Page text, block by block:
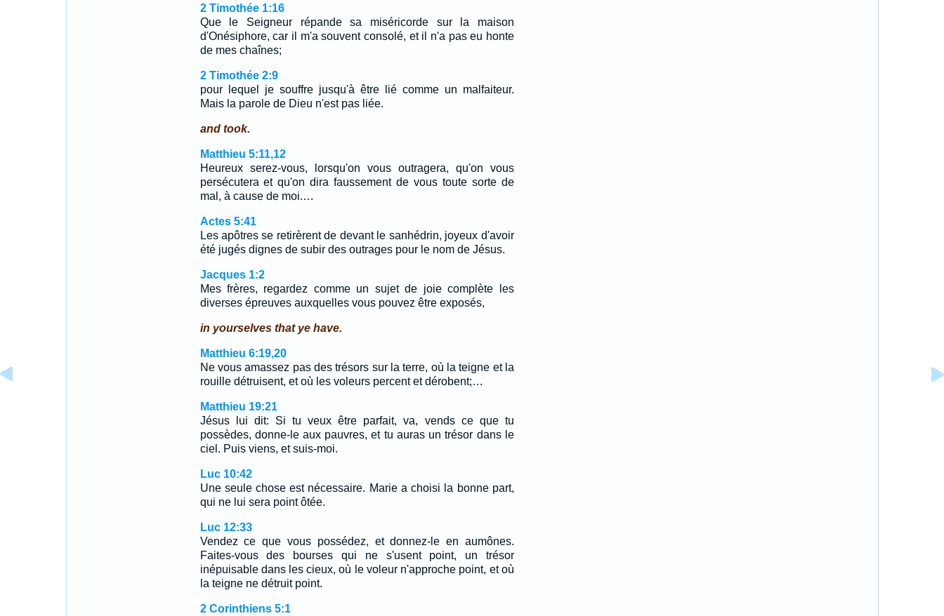
2 Timothée 1:16
Que le Seigneur répande sa miséricorde sur la maison
d'Onésiphore, car il m'a souvent consolé, et il n'a pas eu honte
de mes chaînes;
2 Timothée 2:9
pour lequel je souffre jusqu'à être lié comme un malfaiteur.
Mais la parole de Dieu n'est pas liée.
and took.
Matthieu 5:11,12
Heureux serez-vous, lorsqu'on vous outragera, qu'on vous
persécutera et qu'on dira faussement de vous toute sorte de
mal, à cause de moi.…
Actes 5:41
Les apôtres se retirèrent de devant le sanhédrin, joyeux d'avoir
été jugés dignes de subir des outrages pour le nom de Jésus.
Jacques 1:2
Mes frères, regardez comme un sujet de joie complète les
diverses épreuves auxquelles vous pouvez être exposés,
in yourselves that ye have.
Matthieu 6:19,20
Ne vous amassez pas des trésors sur la terre, où la teigne et la
rouille détruisent, et où les voleurs percent et dérobent;…
Matthieu 19:21
Jésus lui dit: Si tu veux être parfait, va, vends ce que tu
possèdes, donne-le aux pauvres, et tu auras un trésor dans le
ciel. Puis viens, et suis-moi.
Luc 10:42
Une seule chose est nécessaire. Marie a choisi la bonne part,
qui ne lui sera point ôtée.
Luc 12:33
Vendez ce que vous possédez, et donnez-le en aumônes.
Faites-vous des bourses qui ne s'usent point, un trésor
inépuisable dans les cieux, où le voleur n'approche point, et où
la teigne ne détruit point.
2 Corinthiens 5:1